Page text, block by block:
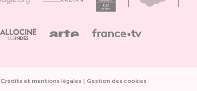
Crédits et mentions légales Gestion des cookies